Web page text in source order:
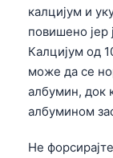
калцијум и
повишено
Калцијум од
може да се
албумин, док
албумином
Не